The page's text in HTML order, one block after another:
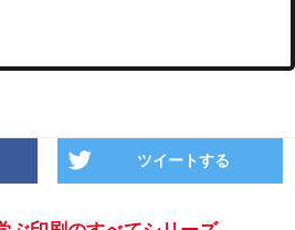
ツイートする